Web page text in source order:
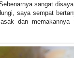
sangat
saya sempat
dan